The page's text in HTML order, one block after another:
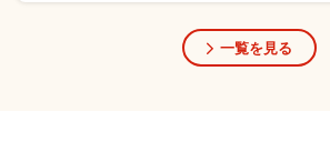
一覧を見る